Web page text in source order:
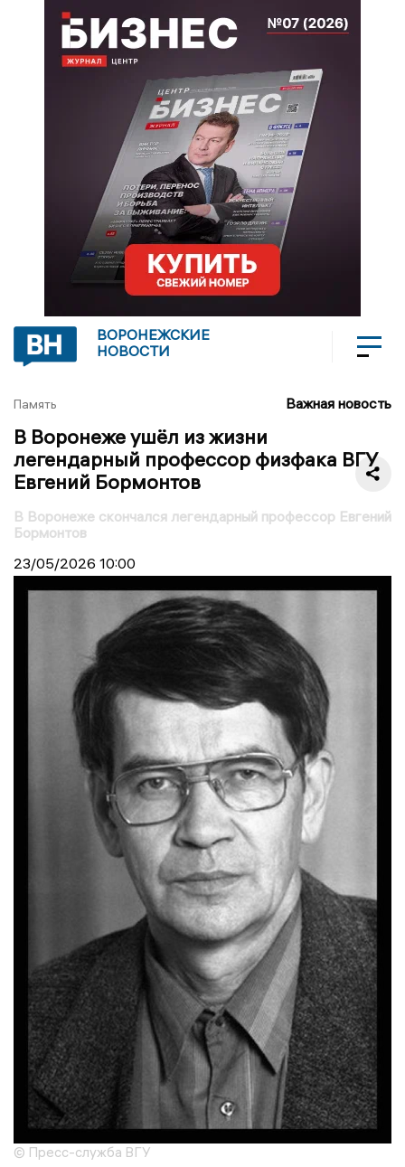
ВОРОНЕЖСКИЕ
НОВОСТИ
Память Важная новость
В Воронеже ушёл из жизни
легендарный профессор физфака ВГУ
Евгений Бормонтов
В Воронеже скончался легендарный профессор Евгений
Бормонтов
23/05/2026 10:00
© Пресс-служба ВГУ